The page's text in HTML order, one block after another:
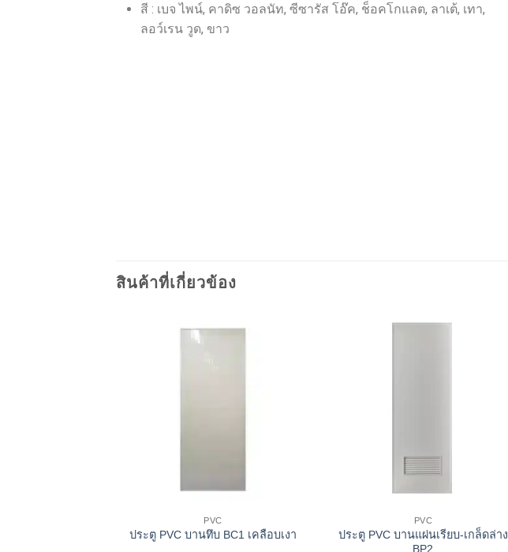
สี : เบจ ไพน์, คาดิซ วอลนัท, ซีซารัส โอ๊ค, ช็อคโกแลต, ลาเต้, เทา,
ลอว์เรน วูด, ขาว
สินค้าที่เกี่ยวข้อง
PVC
ประตู PVC บานทึบ BC1 เคลือบเงา
PVC
ประตู PVC บานแผ่นเรียบ-เกล็ดล่าง
BP2